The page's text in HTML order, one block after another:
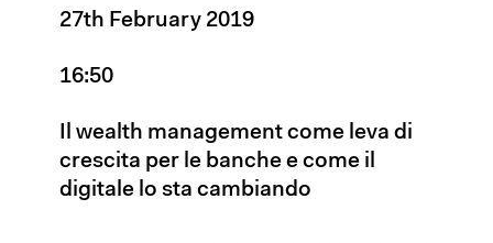
27th February 2019
16:50
Il wealth management come leva di
crescita per le banche e come il
digitale lo sta cambiando